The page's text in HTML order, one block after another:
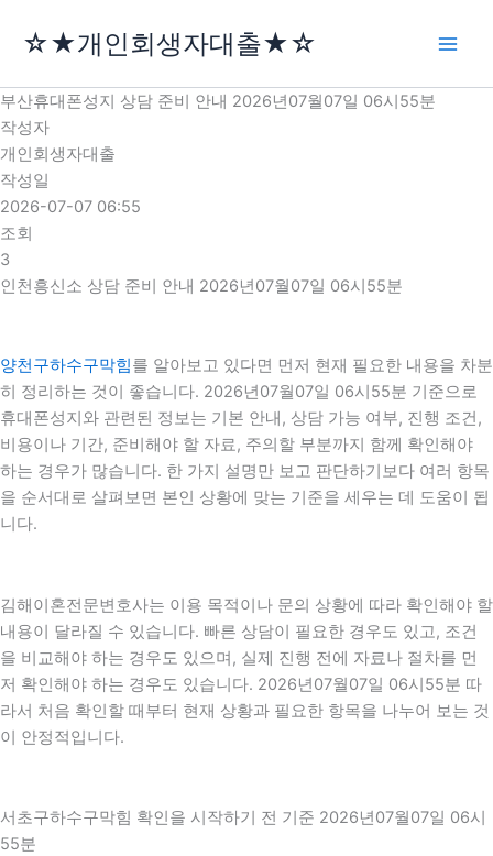
로
건
너
뛰
기
☆★개인회생자대출★☆
부산휴대폰성지 상담 준비 안내 2026년07월07일 06시55분
작성자
개인회생자대출
작성일
2026-07-07 06:55
조회
3
인천흥신소 상담 준비 안내 2026년07월07일 06시55분
양천구하수구막힘를 알아보고 있다면 먼저 현재 필요한 내용을 차분
히 정리하는 것이 좋습니다. 2026년07월07일 06시55분 기준으로
휴대폰성지와 관련된 정보는 기본 안내, 상담 가능 여부, 진행 조건,
비용이나 기간, 준비해야 할 자료, 주의할 부분까지 함께 확인해야
하는 경우가 많습니다. 한 가지 설명만 보고 판단하기보다 여러 항목
을 순서대로 살펴보면 본인 상황에 맞는 기준을 세우는 데 도움이 됩
니다.
김해이혼전문변호사는 이용 목적이나 문의 상황에 따라 확인해야 할
내용이 달라질 수 있습니다. 빠른 상담이 필요한 경우도 있고, 조건
을 비교해야 하는 경우도 있으며, 실제 진행 전에 자료나 절차를 먼
저 확인해야 하는 경우도 있습니다. 2026년07월07일 06시55분 따
라서 처음 확인할 때부터 현재 상황과 필요한 항목을 나누어 보는 것
이 안정적입니다.
서초구하수구막힘 확인을 시작하기 전 기준 2026년07월07일 06시
55분